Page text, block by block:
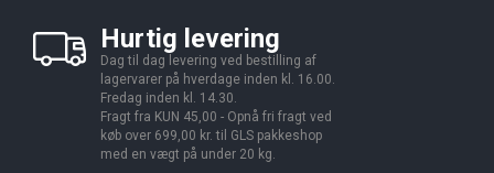
Hurtig levering
Dag til dag levering ved bestilling af
lagervarer på hverdage inden kl. 16.00.
Fredag inden kl. 14.30.
Fragt fra KUN 45,00 - Opnå fri fragt ved
køb over 699,00 kr. til GLS pakkeshop
med en vægt på under 20 kg.